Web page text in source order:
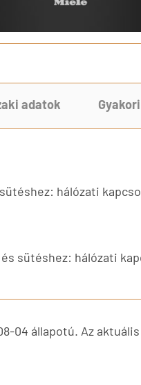
adatok
hálózati
sütéshez: hálózati
04 állapotú. Az